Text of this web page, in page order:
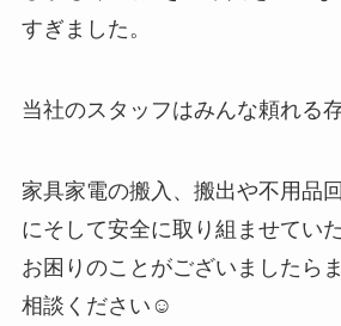
すぎました。
当社のスタッフはみんな頼れる
家具家電の搬入、搬出や不用品
にそして安全に取り組ませてい
お困りのことがございましたら
相談ください☺